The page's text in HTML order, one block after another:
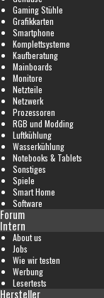
Gaming Stühle
Grafikkarten
Smartphone
Komplettsysteme
Kaufberatung
Mainboards
Monitore
Netzteile
Netzwerk
Prozessoren
RGB und Modding
Luftkühlung
Wasserkühlung
Notebooks & Tablets
Sonstiges
Spiele
Smart Home
Software
Forum
Intern
About us
Jobs
Wie wir testen
Werbung
Lesertests
Hersteller